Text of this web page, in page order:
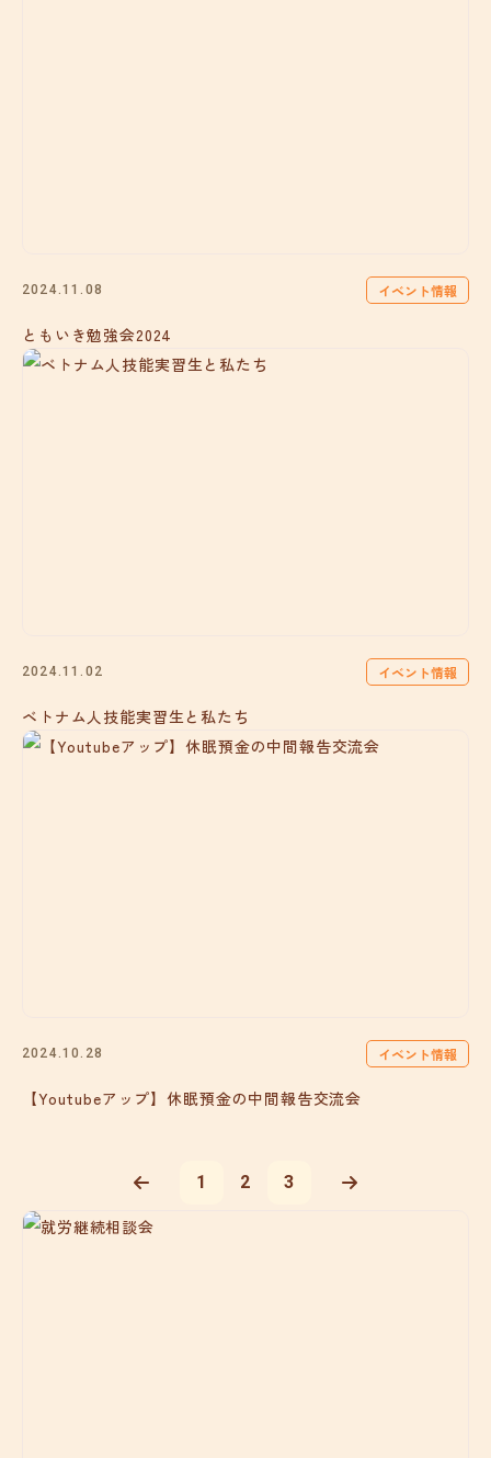
2024.11.08 イベント情報
ともいき勉強会2024
2024.11.02 イベント情報
ベトナム人技能実習生と私たち
2024.10.28 イベント情報
【Youtubeアップ】休眠預金の中間報告交流会
1 2 3